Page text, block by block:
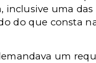
uma
do que consta
um